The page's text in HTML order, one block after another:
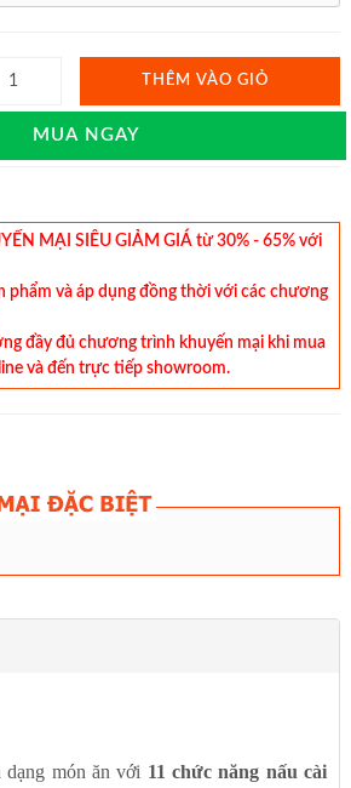
THÊM VÀO GIỎ
MUA NGAY
MẠI SIÊU GIẢM GIÁ từ 30% - 65% với
phẩm và áp dụng đồng thời với các chương
đầy đủ chương trình khuyến mại khi mua
và đến trực tiếp showroom.
món ăn với 11 chức năng nấu cài